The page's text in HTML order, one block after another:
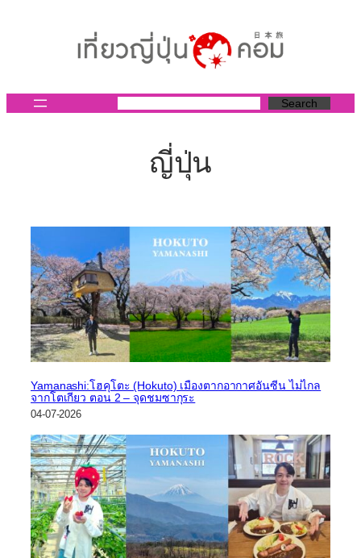
Search
ญี่ปุ่น
Yamanashi:โฮคุโตะ (Hokuto) เมืองตากอากาศอันซีน ไม่ไกล
จากโตเกียว ตอน 2 – จุดชมซากุระ
04-07-2026